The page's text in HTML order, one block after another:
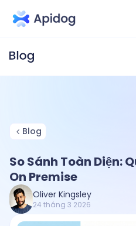
Blog
So Sánh Toàn Diện:
On Premise
Oliver Kingsley
24 tháng 3 2026